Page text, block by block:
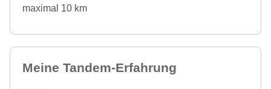
maximal 10 km
Meine Tandem-Erfahrung